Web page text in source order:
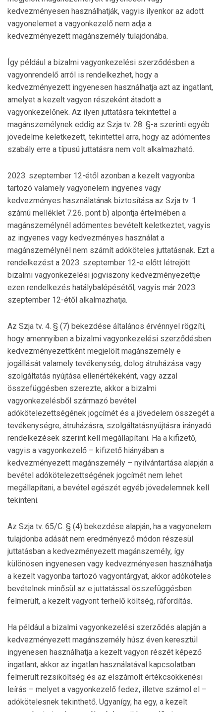
kedvezményesen használhatják, vagyis ilyenkor az adott
vagyonelemet a vagyonkezelő nem adja a
kedvezményezett magánszemély tulajdonába.
Így például a bizalmi vagyonkezelési szerződésben a
vagyonrendelő arról is rendelkezhet, hogy a
kedvezményezett ingyenesen használhatja azt az ingatlant,
amelyet a kezelt vagyon részeként átadott a
vagyonkezelőnek. Az ilyen juttatásra tekintettel a
magánszemélynek eddig az Szja tv. 28. §-a szerinti egyéb
jövedelme keletkezett, tekintettel arra, hogy az adómentes
szabály erre a típusú juttatásra nem volt alkalmazható.
2023. szeptember 12-étől azonban a kezelt vagyonba
tartozó valamely vagyonelem ingyenes vagy
kedvezményes használatának biztosítása az Szja tv. 1.
számú melléklet 7.26. pont b) alpontja értelmében a
magánszemélynél adómentes bevételt keletkeztet, vagyis
az ingyenes vagy kedvezményes használat a
magánszemélynél nem számít adóköteles juttatásnak. Ezt a
rendelkezést a 2023. szeptember 12-e előtt létrejött
bizalmi vagyonkezelési jogviszony kedvezményezettje
ezen rendelkezés hatálybalépésétől, vagyis már 2023.
szeptember 12-étől alkalmazhatja.
Az Szja tv. 4. § (7) bekezdése általános érvénnyel rögzíti,
hogy amennyiben a bizalmi vagyonkezelési szerződésben
kedvezményezettként megjelölt magánszemély e
jogállását valamely tevékenység, dolog átruházása vagy
szolgáltatás nyújtása ellenértékeként, vagy azzal
összefüggésben szerezte, akkor a bizalmi
vagyonkezelésből származó bevétel
adókötelezettségének jogcímét és a jövedelem összegét a
tevékenységre, átruházásra, szolgáltatásnyújtásra irányadó
rendelkezések szerint kell megállapítani. Ha a kifizető,
vagyis a vagyonkezelő – kifizető hiányában a
kedvezményezett magánszemély – nyilvántartása alapján a
bevétel adókötelezettségének jogcímét nem lehet
megállapítani, a bevétel egészét egyéb jövedelemnek kell
tekinteni.
Az Szja tv. 65/C. § (4) bekezdése alapján, ha a vagyonelem
tulajdonba adását nem eredményező módon részesül
juttatásban a kedvezményezett magánszemély, így
különösen ingyenesen vagy kedvezményesen használhatja
a kezelt vagyonba tartozó vagyontárgyat, akkor adóköteles
bevételnek minősül az e juttatással összefüggésben
felmerült, a kezelt vagyont terhelő költség, ráfordítás.
Ha például a bizalmi vagyonkezelési szerződés alapján a
kedvezményezett magánszemély húsz éven keresztül
ingyenesen használhatja a kezelt vagyon részét képező
ingatlant, akkor az ingatlan használatával kapcsolatban
felmerült rezsiköltség és az elszámolt értékcsökkenési
leírás – melyet a vagyonkezelő fedez, illetve számol el –
adókötelesnek tekinthető. Ugyanígy, ha egy, a kezelt